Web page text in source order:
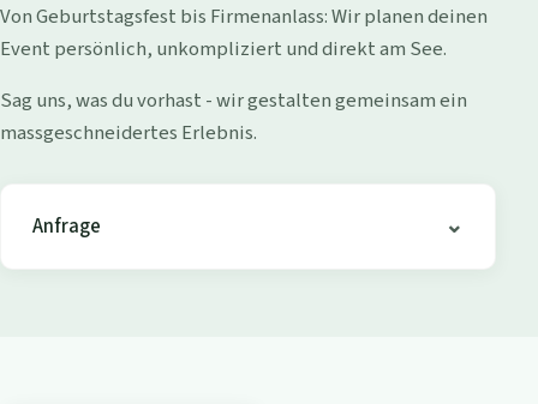
i
s
h
o
e
n
Von Geburtstagsfest bis Firmenanlass: Wir planen deinen
Event persönlich, unkompliziert und direkt am See.
Sag uns, was du vorhast - wir gestalten gemeinsam ein
massgeschneidertes Erlebnis.
Anfrage